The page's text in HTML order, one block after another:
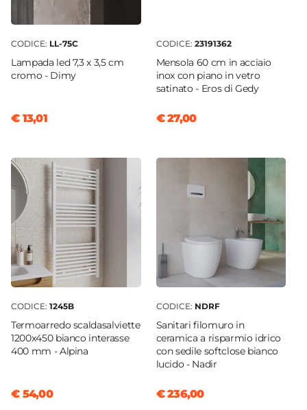
CODICE: LL-75C
Lampada led 7,3 x 3,5 cm
cromo - Dimy
€ 13,01
CODICE: 23191362
Mensola 60 cm in acciaio
inox con piano in vetro
satinato - Eros di Gedy
€ 27,00
CODICE: 1245B
Termoarredo scaldasalviette
1200x450 bianco interasse
400 mm - Alpina
€ 54,00
CODICE: NDRF
Sanitari filomuro in
ceramica a risparmio idrico
con sedile softclose bianco
lucido - Nadir
€ 236,00